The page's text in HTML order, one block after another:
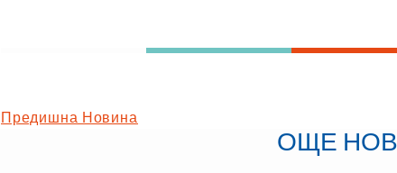
Предишна Новина
ОЩЕ